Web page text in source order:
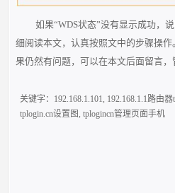
如果“WDS状态”没有显示成功，
细阅读本文，认真按照文中的步骤操作
果仍然有问题，可以在本文后面留言，
关键字： 192.168.1.101, 192.168.1.1路由器
tplogin.cn设置图,tplogincn管理页面手机